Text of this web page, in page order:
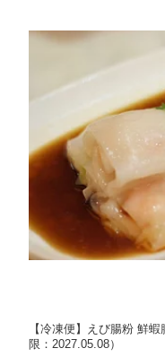
【冷凍便】えび腸粉 鮮
限：2027.05.08）